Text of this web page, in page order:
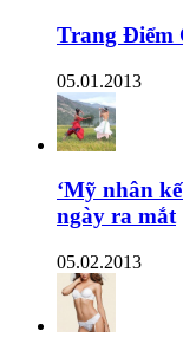
Trang Điểm
05.01.2013
‘Mỹ nhân
ngày ra mắt
05.02.2013